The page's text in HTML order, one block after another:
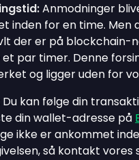
Anmodninger
inden for en time.
der er på blockchain-
par timer. Denne
og ligger uden for
Du kan følge din
din wallet-adresse på
ikke er ankommet
så kontakt vores